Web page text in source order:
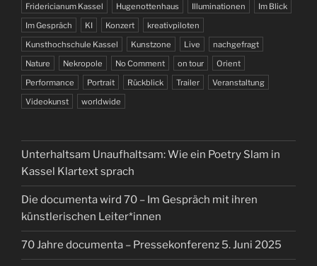
Fridericianum Kassel
Hugenottenhaus Illuminationen
Im Blick
Im Gespräch
KI Konzert
kreativpiloten
Kunsthochschule Kassel
Kunstzone Live
nachgefragt
Nature
Nekropole No Comment on tour
Orient
Performance
Portrait Rückblick Trailer
Veranstaltung
Videokunst
worldwide
Unterhaltsam Unaufhaltsam: Wie ein Poetry Slam in
Kassel Klartext sprach
Die documenta wird 70 – Im Gespräch mit ihren
künstlerischen Leiter*innen
70 Jahre documenta – Pressekonferenz 5. Juni 2025